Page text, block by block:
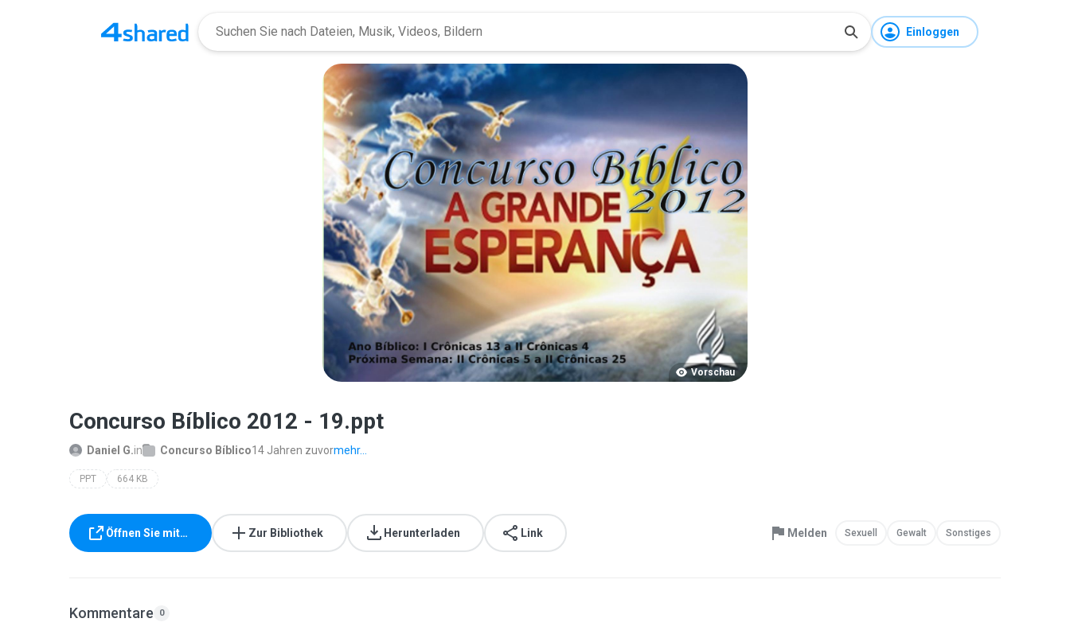
Einloggen
Vorschau
Concurso Bíblico 2012 - 19.ppt
Daniel G.in Concurso Bíblico14 Jahren zuvormehr...
PPT 664 KB
Öffnen Sie mit… Zur Bibliothek Herunterladen Link Melden Sexuell Gewalt Sonstiges
Kommentare 0